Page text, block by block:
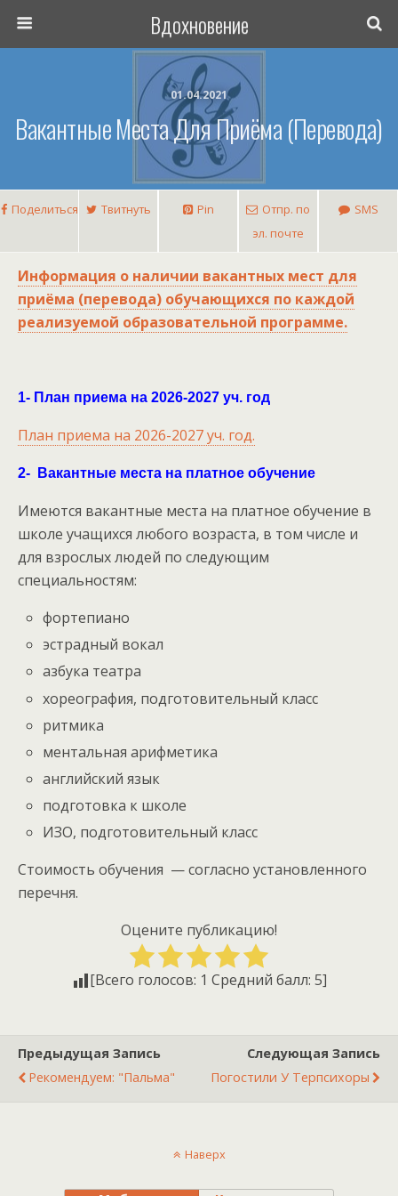
Вдохновение
01.04.2021
Вакантные Места Для Приёма (перевода)
Поделиться Твитнуть Pin
Отпр. по
эл. почте
SMS
Информация о наличии вакантных мест для
приёма (перевода) обучающихся по каждой
реализуемой образовательной программе.
1- План приема на 2026-2027 уч. год
План приема на 2026-2027 уч. год.
2- Вакантные места на платное обучение
Имеются вакантные места на платное обучение в
школе учащихся любого возраста, в том числе и
для взрослых людей по следующим
специальностям:
фортепиано
эстрадный вокал
азбука театра
хореография, подготовительный класс
ритмика
ментальная арифметика
английский язык
подготовка к школе
ИЗО, подготовительный класс
Стоимость обучения — согласно установленного
перечня.
Оцените публикацию!
[Всего голосов: 1 Средний балл: 5]
Предыдущая Запись
Рекомендуем: "Пальма"
Следующая Запись
Погостили У Терпсихоры
Наверх